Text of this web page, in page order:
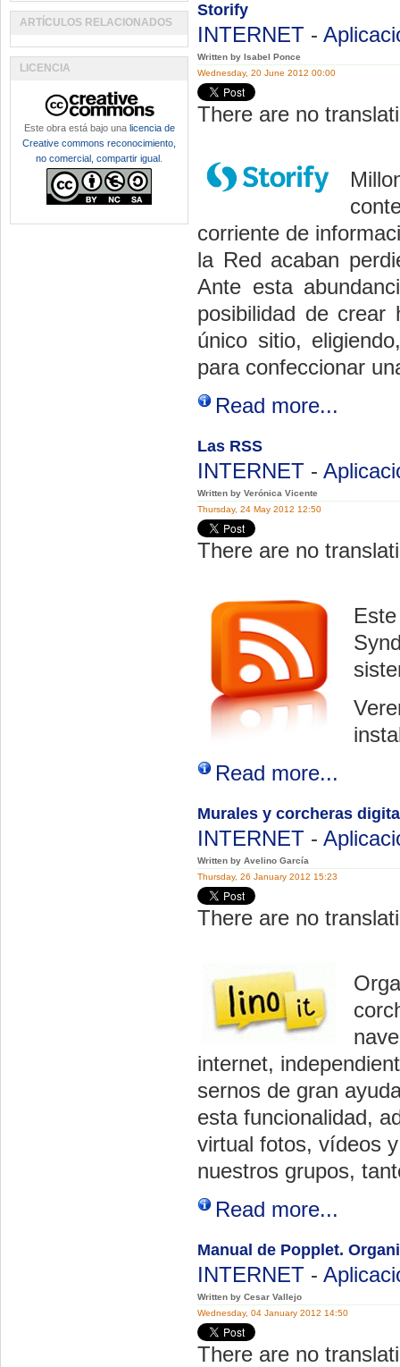
Storify
INTERNET -
Written by Isabel Ponce
Wednesday, 20 June 2012 00:00
There are no
corriente de
la Red acaban
Ante esta
posibilidad de crear
único sitio,
para confeccionar
Read more...
Las RSS
INTERNET -
Written by Verónica Vicente
Thursday, 24 May 2012 12:50
There are no
Read more...
Murales y corcheras
INTERNET -
Written by Avelino García
Thursday, 26 January 2012 15:23
There are no
internet,
sernos de gran
esta funcionalidad,
virtual fotos, vídeos
nuestros grupos,
Read more...
Manual de Popplet.
INTERNET -
Written by Cesar Vallejo
Wednesday, 04 January 2012 14:50
There are no
ARTÍCULOS RELACIONADOS
LICENCIA
Este obra está bajo una licencia de
Creative commons reconocimiento,
no comercial, compartir igual